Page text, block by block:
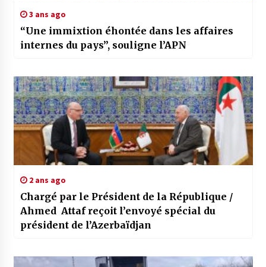
3 ans ago
“Une immixtion éhontée dans les affaires
internes du pays”, souligne l’APN
2 ans ago
Chargé par le Président de la République /
Ahmed Attaf reçoit l’envoyé spécial du
président de l’Azerbaïdjan